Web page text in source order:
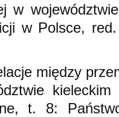
w
w Polsce,
między
t. 8: